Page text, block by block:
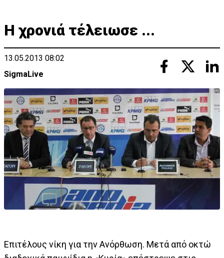
Η χρονιά τέλειωσε ...
13.05.2013 08:02
SigmaLive
Επιτέλους νίκη για την Ανόρθωση. Μετά από οκτώ